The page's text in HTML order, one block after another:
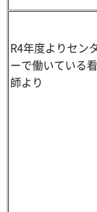
R4年度よりセン
ーで働いている
師より